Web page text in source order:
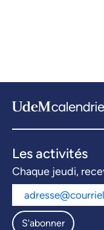
Les activités
Chaque jeudi,
S'abonner